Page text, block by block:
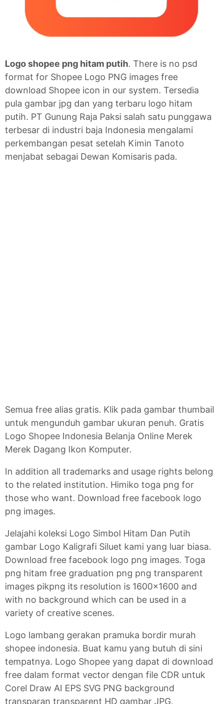
Logo shopee png hitam putih. There is no psd
format for Shopee Logo PNG images free
download Shopee icon in our system. Tersedia
pula gambar jpg dan yang terbaru logo hitam
putih. PT Gunung Raja Paksi salah satu punggawa
terbesar di industri baja Indonesia mengalami
perkembangan pesat setelah Kimin Tanoto
menjabat sebagai Dewan Komisaris pada.
Semua free alias gratis. Klik pada gambar thumbail
untuk mengunduh gambar ukuran penuh. Gratis
Logo Shopee Indonesia Belanja Online Merek
Merek Dagang Ikon Komputer.
In addition all trademarks and usage rights belong
to the related institution. Himiko toga png for
those who want. Download free facebook logo
png images.
Jelajahi koleksi Logo Simbol Hitam Dan Putih
gambar Logo Kaligrafi Siluet kami yang luar biasa.
Download free facebook logo png images. Toga
png hitam free graduation png png transparent
images pikpng its resolution is 1600x1600 and
with no background which can be used in a
variety of creative scenes.
Logo lambang gerakan pramuka bordir murah
shopee indonesia. Buat kamu yang butuh di sini
tempatnya. Logo Shopee yang dapat di download
free dalam format vector dengan file CDR untuk
Corel Draw AI EPS SVG PNG background
transparan transparent HD gambar JPG.